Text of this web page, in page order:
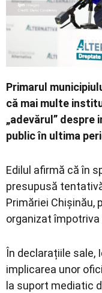
Primarul
că mai multe
„adevărul”
public în ultima
Edilul afirmă că în
presupusă
Primăriei Chișinău,
organizat
În declarațiile sale,
implicarea unor
la suport mediatic